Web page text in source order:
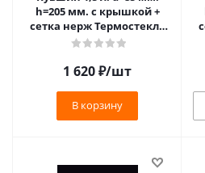
h=205 мм. с крышкой +
сетка нерж Термостекло
Wilmax /1/24/
1 620₽/шт
В корзину